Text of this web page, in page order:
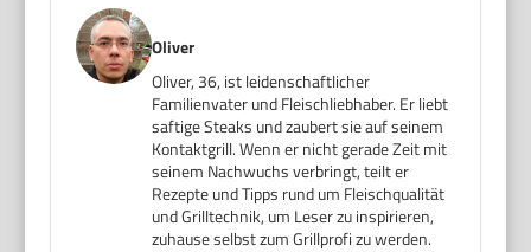
Oliver
Oliver, 36, ist leidenschaftlicher
Familienvater und Fleischliebhaber. Er liebt
saftige Steaks und zaubert sie auf seinem
Kontaktgrill. Wenn er nicht gerade Zeit mit
seinem Nachwuchs verbringt, teilt er
Rezepte und Tipps rund um Fleischqualität
und Grilltechnik, um Leser zu inspirieren,
zuhause selbst zum Grillprofi zu werden.